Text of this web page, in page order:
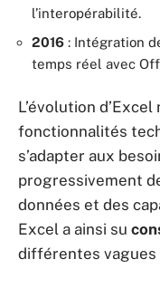
l’interopérabilité.
2016 : Intégration
temps réel avec
L’évolution
fonctionnalités
s’adapter aux
progressivement
données et des
Excel a ainsi su
différentes vagues